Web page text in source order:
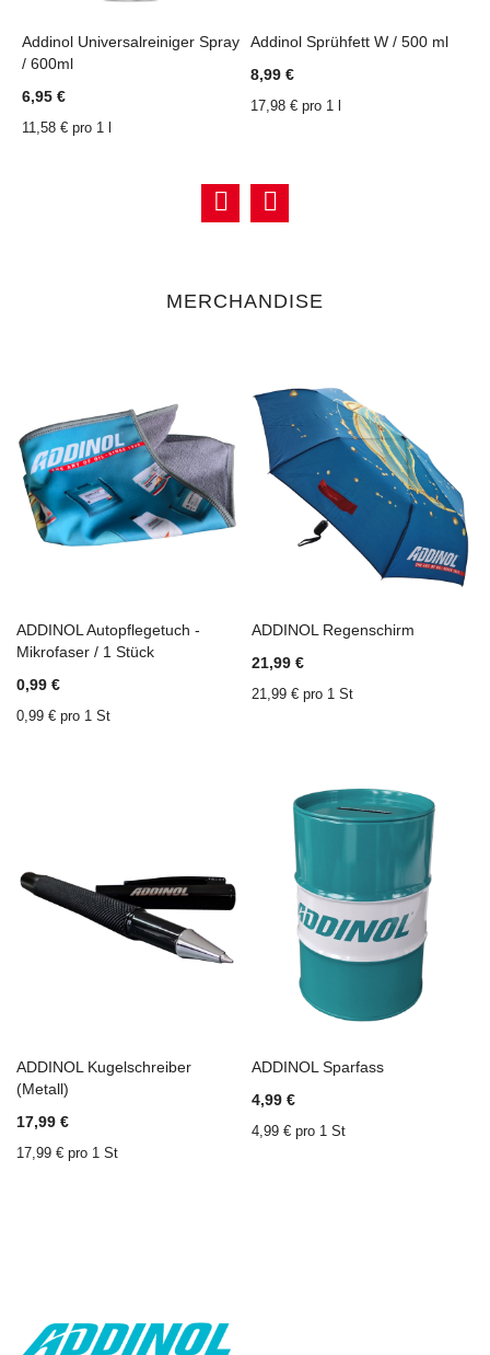
ZU
Addinol Universalreiniger Spray
/ 600ml
6,95 €
11,58 € pro 1 l
HINZUFÜGEN
HINZUFÜGEN
Addinol Sprühfett W / 500 ml
8,99 €
17,98 € pro 1 l
MERCHANDISE
In den Einkaufswagen
WUNSCHZETTEL
HINZUFÜGEN
ZU
VERGLEICHSLISTE
ADDINOL Autopflegetuch -
Mikrofaser / 1 Stück
0,99 €
0,99 € pro 1 St
ADDINOL Regenschirm
21,99 €
21,99 € pro 1 St
In den Einkaufswagen
WUNSCHZETTEL
HINZUFÜGEN
ZU
VERGLEICHSLISTE
HINZUFÜGEN
ADDINOL Kugelschreiber
(Metall)
17,99 €
17,99 € pro 1 St
ADDINOL Sparfass
4,99 €
4,99 € pro 1 St